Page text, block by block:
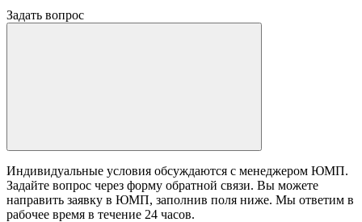
Задать вопрос
Индивидуальные условия обсуждаются с менеджером ЮМП.
Задайте вопрос через форму обратной связи. Вы можете
направить заявку в ЮМП, заполнив поля ниже. Mы ответим в
рабочее время в течение 24 часов.